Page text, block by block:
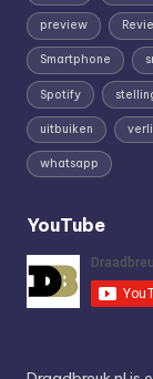
preview
Smartphone
Spotify
uitbuiken
whatsapp
YouTube